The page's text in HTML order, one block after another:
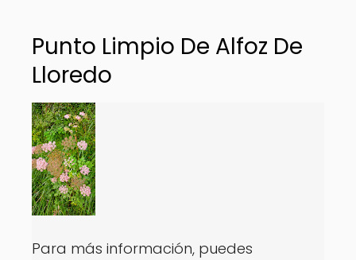
Punto Limpio De Alfoz De
Lloredo
Para más información, puedes